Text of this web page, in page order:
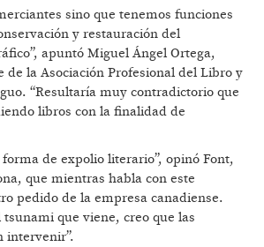
sino que tenemos funciones
y restauración del
apuntó Miguel Ángel Ortega,
de la Asociación Profesional del Libro y
“Resultaría muy contradictorio que
libros con la finalidad de
de expolio literario”, opinó Font,
que mientras habla con este
pedido de la empresa canadiense.
tsunami que viene, creo que las
intervenir”.